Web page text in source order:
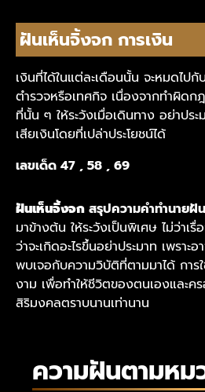
ฝันเห็นจิ้งจก การเงิน
เงินที่ได้ในแต่ละเดือนนั้น จะหมดไปกั
ตำรวจหรือเทศกิจ เนื่องจากทำผิดก
ที่นั้น ๆ ให้ระวังเมื่อเดินทาง อย่าประ
เสียเงินโดยที่เปล่าประโยชน์ได้
เลขเด็ด 47 , 58 , 69
ฝันเห็นจิ้งจก สรุปความคำทำนายฝัน
มาข้างต้น ให้ระวังเป็นพิเศษ ไม่ว่าเ
ว่าจะเกิดอะไรขึ้นอย่าประมาท เพรา
พบเจอกับความวิบัติที่ตามมาได้ กา
งาม เพื่อทำให้ชีวิตของตนเองและค
สิริมงคลตราบนานเท่านาน
ความฝันตามห